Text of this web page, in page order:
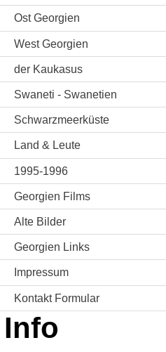
Ost Georgien
West Georgien
der Kaukasus
Swaneti - Swanetien
Schwarzmeerküste
Land & Leute
1995-1996
Georgien Films
Alte Bilder
Georgien Links
Impressum
Kontakt Formular
Info